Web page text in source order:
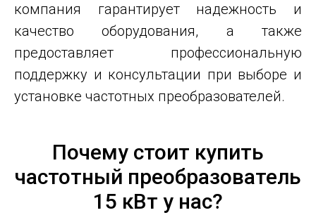
компания гарантирует надежность и
качество оборудования, а также
предоставляет профессиональную
поддержку и консультации при выборе и
установке частотных преобразователей.
Почему стоит купить
частотный преобразователь
15 кВт у нас?